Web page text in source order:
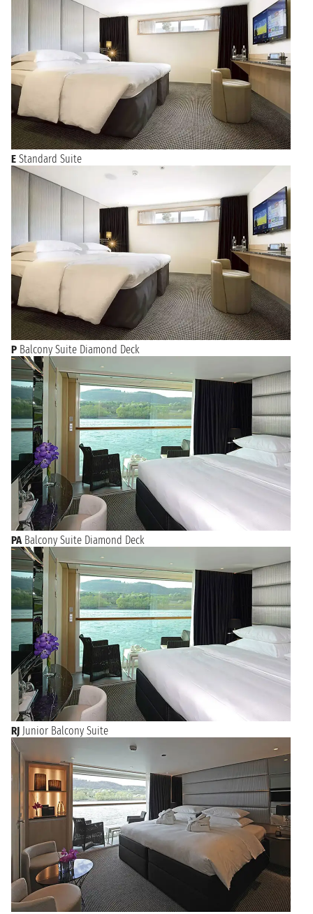
E Standard Suite
P Balcony Suite Diamond Deck
PA Balcony Suite Diamond Deck
RJ Junior Balcony Suite